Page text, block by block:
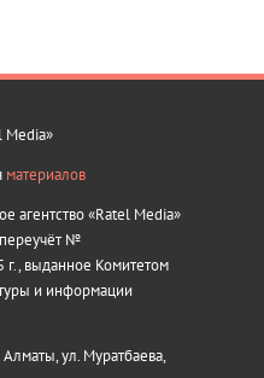
материалов
агентство «Ratel Media»
переучёт №
г., выданное Комитетом
и информации
ул. Муратбаева,